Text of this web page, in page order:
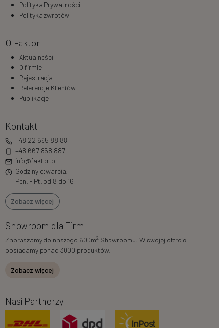
Polityka Prywatności
Polityka zwrotów
O Faktor
Aktualności
O firmie
Rejestracja
Referencje Klientów
Publikacje
Kontakt
+48 22 665 88 88
+48 667 858 887
info@faktor.pl
Godziny otwarcia:
Pon. - Pt. od 8 do 16
Zobacz więcej
Showroom dla Firm
Zapraszamy do naszego 600m2 Showroomu. W swojej ofercie
posiadamy ponad 3000 produktów.
Zobacz więcej
Nasi Partnerzy